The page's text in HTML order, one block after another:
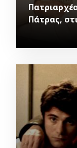
Πάτρας,